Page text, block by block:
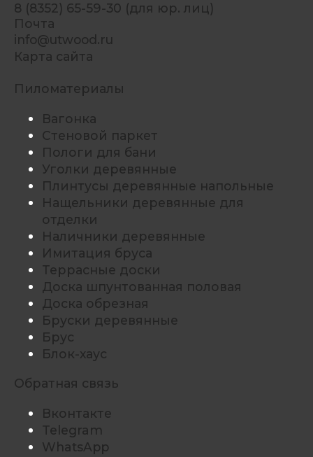
8 (8352) 65-59-30 (для юр. лиц)
Почта
info@utwood.ru
Карта сайта
Пиломатериалы
Вагонка
Стеновой паркет
Пологи для бани
Уголки деревянные
Плинтусы деревянные напольные
Нащельники деревянные для
отделки
Наличники деревянные
Имитация бруса
Террасные доски
Доска шпунтованная половая
Доска обрезная
Бруски деревянные
Брус
Блок-хаус
Обратная связь
Вконтакте
Telegram
WhatsApp